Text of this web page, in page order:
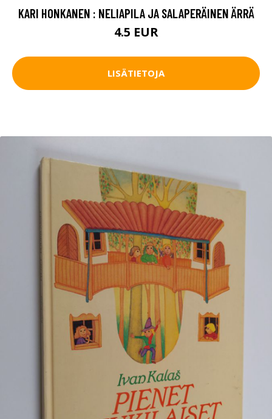
KARI HONKANEN : NELIAPILA JA SALAPERÄINEN ÄRRÄ
4.5 EUR
LISÄTIETOJA